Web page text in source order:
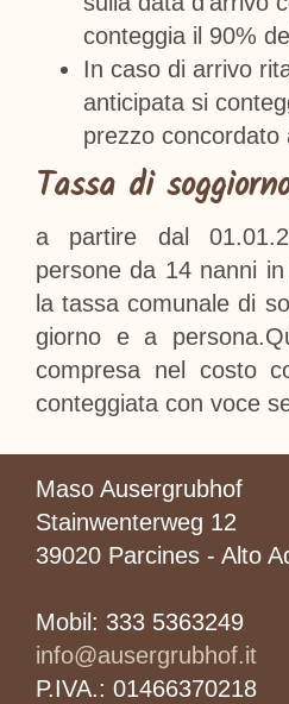
conteggia il 90%
In caso di arrivo
anticipata si
prezzo concordato
Tassa di
a partire dal
persone da 14 nanni
la tassa comunale di
giorno e a
compresa nel costo
conteggiata con voce
Maso Ausergrubhof
Stainwenterweg 12
39020 Parcines - Alto
Mobil: 333 5363249
info@ausergrubhof.it
P.IVA.: 01466370218